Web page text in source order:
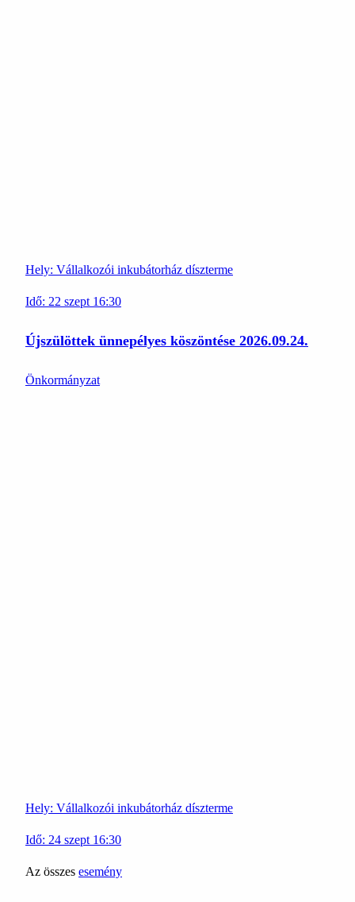
Hely: Vállalkozói inkubátorház díszterme
Idő: 22 szept 16:30
Újszülöttek ünnepélyes köszöntése 2026.09.24.
Önkormányzat
Hely: Vállalkozói inkubátorház díszterme
Idő: 24 szept 16:30
Az összes esemény